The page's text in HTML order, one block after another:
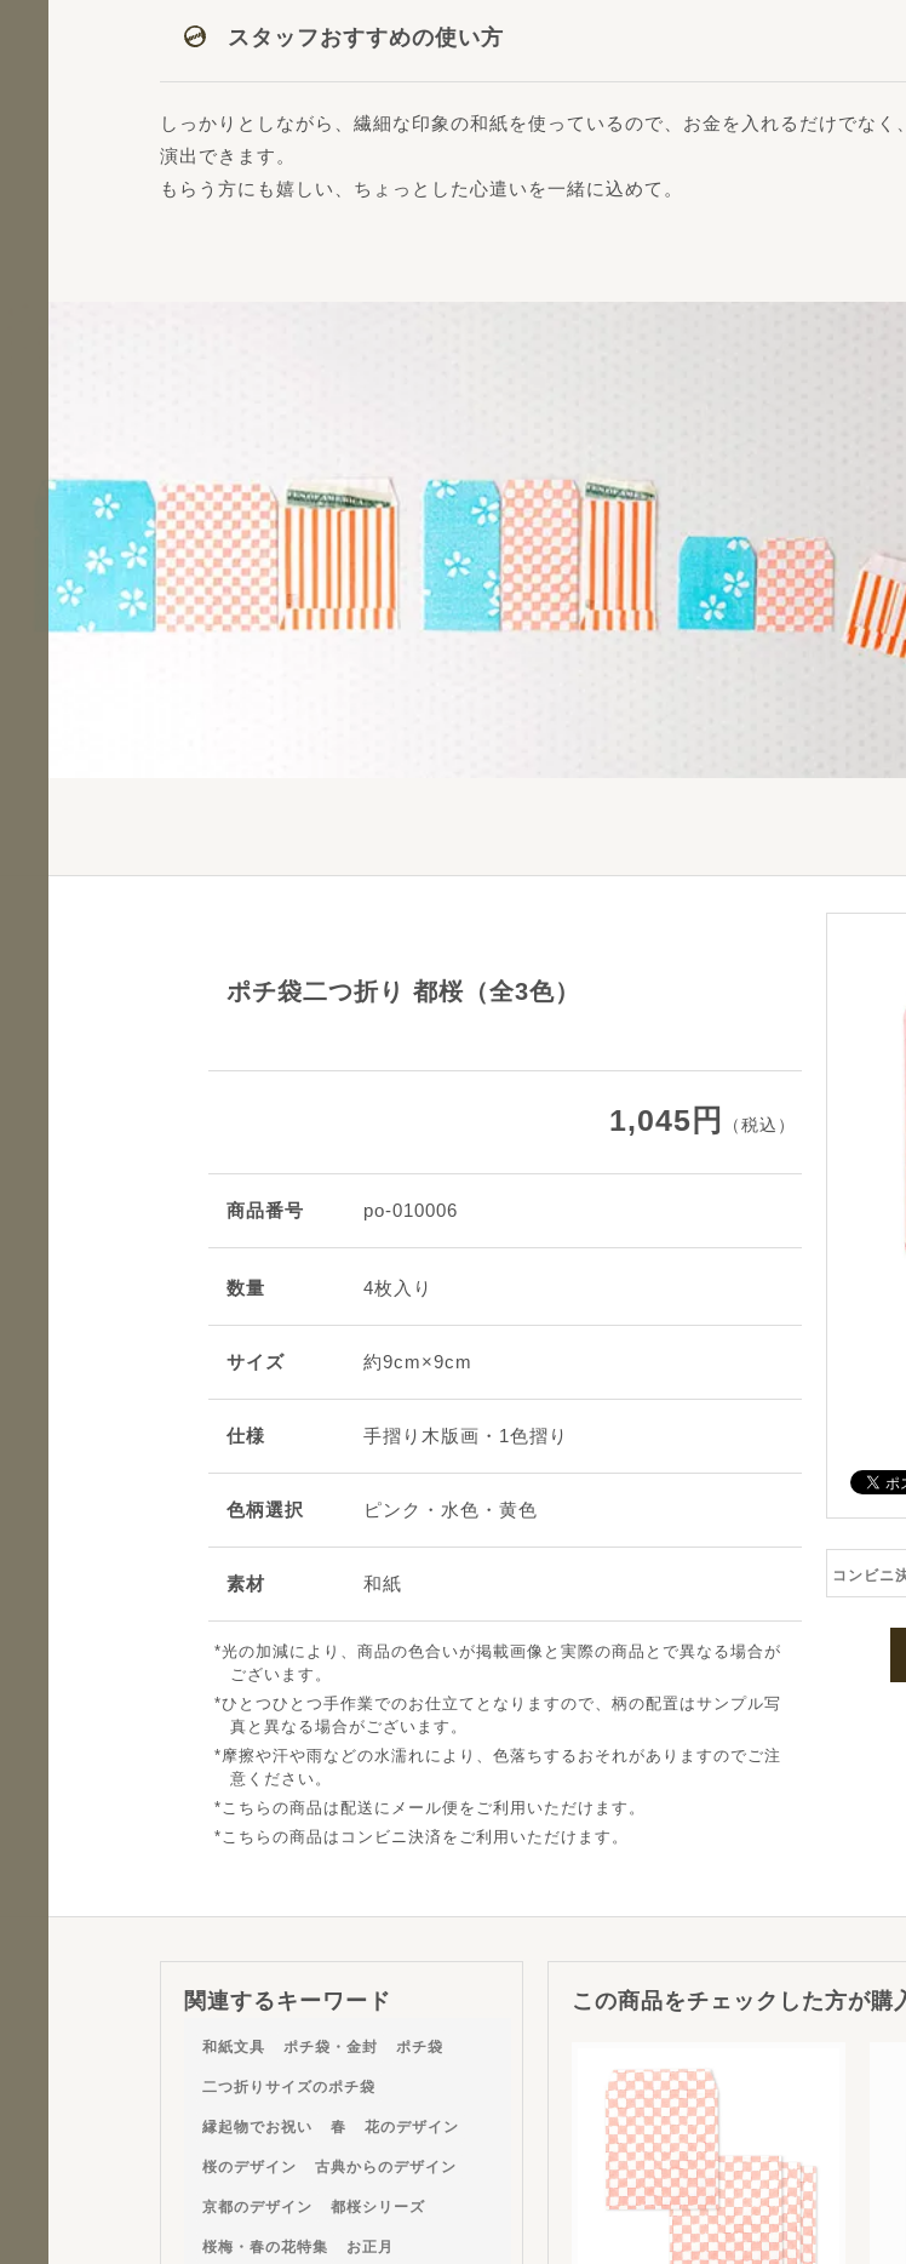
スタッフおすすめの使い方
しっかりとしながら、繊細な印象の和紙を使っているので、お金を入れるだけでな
演出できます。
もらう方にも嬉しい、ちょっとした心遣いを一緒に込めて。
数量 4枚入り
サイズ 約9cm×9cm
仕様 手摺り木版画・1色摺り
色柄選択 ピンク・水色・黄色
素材 和紙
光の加減により、商品の色合いが掲載画像と実際の商品とで異なる場合が
ございます。
ひとつひとつ手作業でのお仕立てとなりますので、柄の配置はサンプル写
真と異なる場合がございます。
摩擦や汗や雨などの水濡れにより、色落ちするおそれがありますのでご注
意ください。
こちらの商品は配送にメール便をご利用いただけます。
こちらの商品はコンビニ決済をご利用いただけます。
ポチ袋二つ折り 都桜（全3色）
1,045円 （税込）
商品番号 po-010006
コンビニ
関連するキーワード
和紙文具 ポチ袋・金封 ポチ袋
二つ折りサイズのポチ袋
縁起物でお祝い 春 花のデザイン
桜のデザイン 古典からのデザイン
京都のデザイン 都桜シリーズ
桜梅・春の花特集 お正月
この商品をチェックした方が購